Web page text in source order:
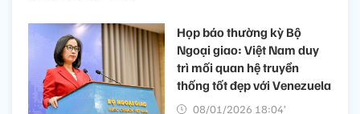
Họp báo thường kỳ Bộ
Ngoại giao: Việt Nam duy
trì mối quan hệ truyền
thống tốt đẹp với Venezuela
08/01/2026 18:04’